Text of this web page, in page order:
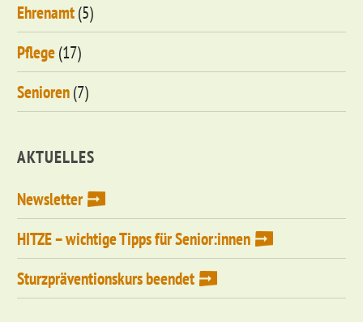
Ehrenamt(5)
Pflege(17)
Senioren(7)
AKTUELLES
Newsletter
HITZE – wichtige Tipps für Senior:innen
Sturzpräventionskurs beendet